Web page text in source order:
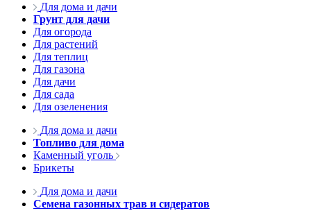
Для дома и дачи
Грунт для дачи
Для огорода
Для растений
Для теплиц
Для газона
Для дачи
Для сада
Для озеленения
Для дома и дачи
Топливо для дома
Каменный уголь
Брикеты
Для дома и дачи
Семена газонных трав и сидератов